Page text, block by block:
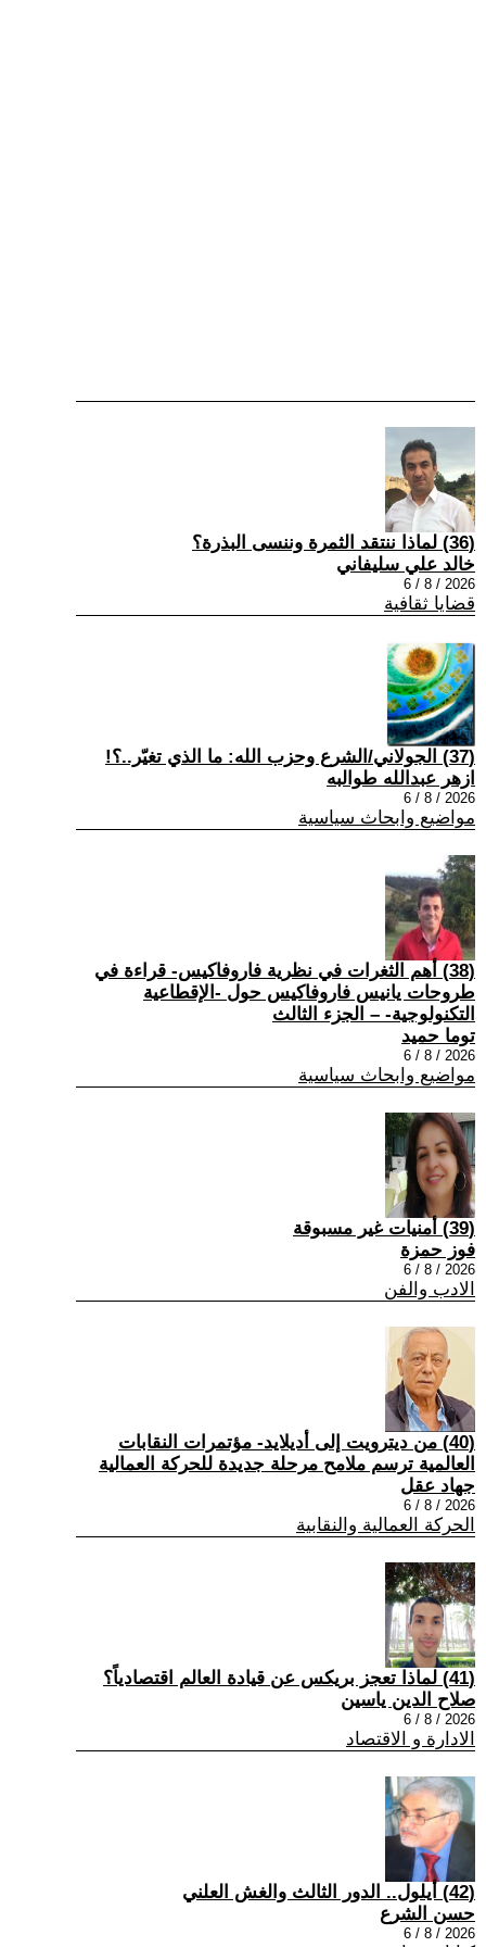
(36) لماذا ننتقد الثمرة وننسى البذرة؟
خالد علي سليفاني
2026 / 8 / 6
قضايا ثقافية
(37) الجولاني/الشرع وحزب الله: ما الذي تغيّر..؟!
ازهر عبدالله طوالبه
2026 / 8 / 6
مواضيع وابحاث سياسية
(38) أهم الثغرات في نظرية فاروفاكيس- قراءة في
طروحات يانيس فاروفاكيس حول -الإقطاعية
التكنولوجية- – الجزء الثالث
توما حميد
2026 / 8 / 6
مواضيع وابحاث سياسية
(39) أمنيات غير مسبوقة
فوز حمزة
2026 / 8 / 6
الادب والفن
(40) من ديترويت إلى أديلايد- مؤتمرات النقابات
العالمية ترسم ملامح مرحلة جديدة للحركة العمالية
جهاد عقل
2026 / 8 / 6
الحركة العمالية والنقابية
(41) لماذا تعجز بريكس عن قيادة العالم اقتصادياً؟
صلاح الدين ياسين
2026 / 8 / 6
الادارة و الاقتصاد
(42) أيلول.. الدور الثالث والغش العلني
حسن الشرع
2026 / 8 / 6